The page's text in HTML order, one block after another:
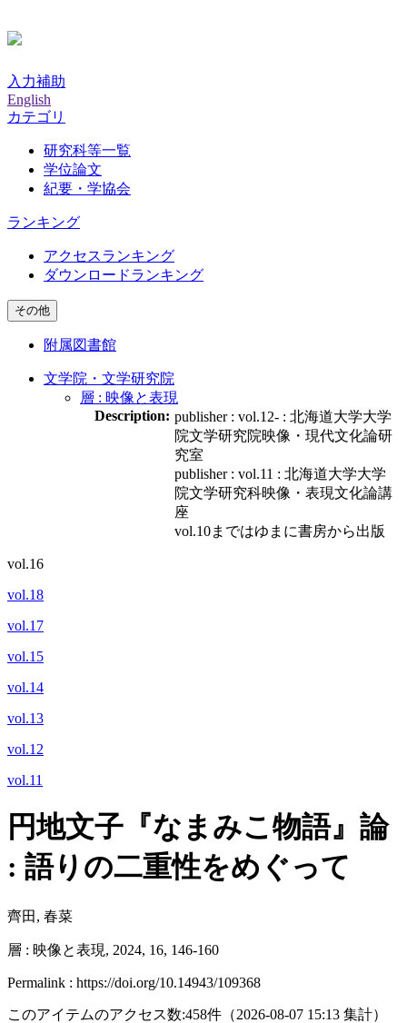
入力補助
English
カテゴリ
研究科等一覧
学位論文
紀要・学協会
ランキング
アクセスランキング
ダウンロードランキング
その他
附属図書館
文学院・文学研究院
層 : 映像と表現
Description: publisher : vol.12- : 北海道大学大学
院文学研究院映像・現代文化論研
究室
publisher : vol.11 : 北海道大学大学
院文学研究科映像・表現文化論講
座
vol.10まではゆまに書房から出版
vol.16
vol.18
vol.17
vol.15
vol.14
vol.13
vol.12
vol.11
円地文子『なまみこ物語』論
: 語りの二重性をめぐって
齊田, 春菜
層 : 映像と表現, 2024, 16, 146-160
Permalink : https://doi.org/10.14943/109368
このアイテムのアクセス数:458件 （2026-08-07 15:13 集計）